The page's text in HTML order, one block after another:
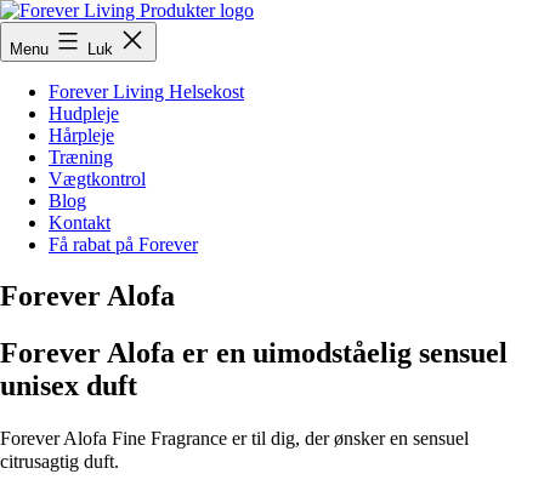
Fortsæt
til
indhold
ForeverLivingProdukter
Menu Luk
Forever Living Helsekost
Hudpleje
Hårpleje
Træning
Vægtkontrol
Blog
Kontakt
Få rabat på Forever
Forever Alofa
Forever Alofa er en uimodståelig sensuel
unisex duft
Forever Alofa Fine Fragrance er til dig, der ønsker en sensuel
citrusagtig duft.